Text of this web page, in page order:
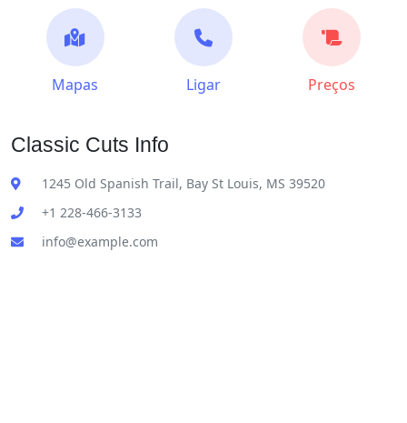
Mapas Ligar Preços
Classic Cuts Info
1245 Old Spanish Trail, Bay St Louis, MS 39520
+1 228-466-3133
info@example.com